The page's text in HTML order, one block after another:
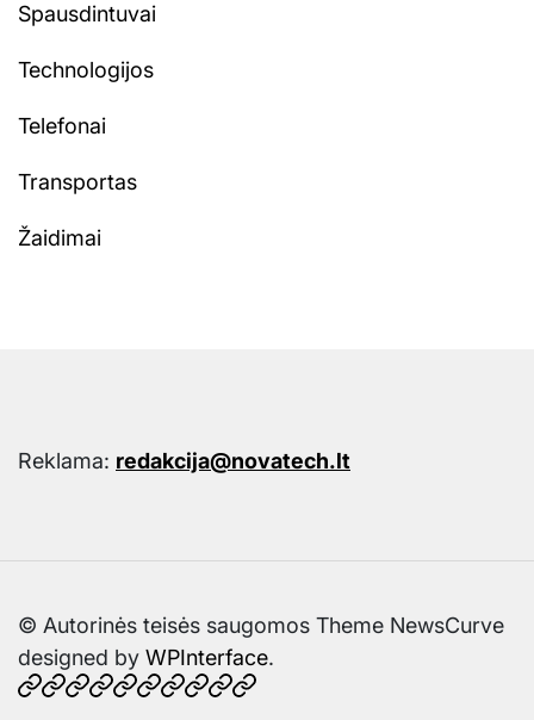
Spausdintuvai
Technologijos
Telefonai
Transportas
Žaidimai
Reklama: redakcija@novatech.lt
© Autorinės teisės saugomos Theme NewsCurve
designed by WPInterface.
Pradžia
Technologijos
ITKompiuterija
Telefonai
Spausdintuvai
Kasetės
Patarimai
DalysKontaktai